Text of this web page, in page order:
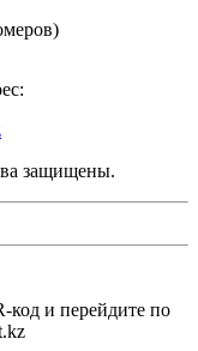
защищены.
код и перейдите по